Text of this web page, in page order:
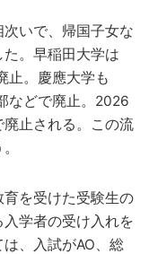
いで、帰国子女な
。早稲田大学は
止。慶應大学も
などで廃止。2026
止される。この流
を受けた受験生の
学者の受け入れを
、入試がAO、総